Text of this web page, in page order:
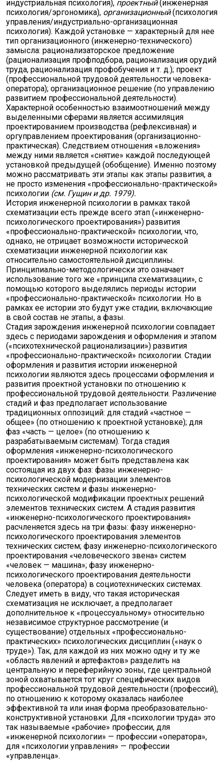
индустриальная психология), проектный(инженерная
психология/эргономика), организационный(психология
управления/индустриально-организационная
психология). Каждой установке — характерный для нее
тип организационного (инженерно-технического)
замысла: рационализаторское предложение
(рационализация профподбора, рационализация орудий
труда, рационализация профобучения и т. д.); проект
(профессиональной трудовой деятельности человека-
оператора); организационное решение (по управлению
развитием профессиональной деятельности).
Характерной особенностью взаимоотношений между
выделенными сферами является ассимиляция
проектированием производства (рефлексивная) и
оргуправлением проектирования (организационно-
практическая). Следствием отношения «вложения»
между ними является «снятие» каждой последующей
установкой предыдущей (обобщение). Именно поэтому
можно рассматривать эти этапы как этапы развития, а
не просто изменения «профессионально-практической»
психологии (см. Гущин и др. 1979).
История инженерной психологии в рамках такой
схематизации есть прежде всего этап («инженерно-
психологического проектирования») развития
«профессионально-практической» психологии, что,
однако, не отрицает возможности исторической
схематизации инженерной психологии как
относительно самостоятельной дисциплины.
Принципиально-методологически это означает
использование того же «принципа схематизации», с
помощью которого выделялись периоды истории
«профессионально-практической» психологии. Но в
рамках ее истории это будут уже стадии, включающие
в свой состав не этапы, а фазы.
Стадия зарождения инженерной психологии совпадает
здесь с периодами зарождения и оформления и этапом
(«психотехнической рационализации») развития
«профессионально-практической» психологии. Стадии
оформления и развития истории инженерной
психологии являются здесь процессами оформления и
развития проектной установки по отношению к
профессиональной трудовой деятельности. Различение
стадий и фаз предполагает использование
традиционных оппозиций: для стадий «частное —
общее» (по отношению к проектной установке); для
фаз «часть — целое» (по отношению к
разрабатываемым системам). Тогда стадия
оформления «инженерно-психологического
проектирования» может быть представлена как
состоящая из двух фаз: фазы инженерно-
психологической модернизации элементов
технических систем и фазы инженерно-
психологической модификации проектных решений
элементов технических систем. А стадия развития
«инженерно-психологического проектирования»
расчленяется здесь на три фазы: фазу инженерно-
психологического проектирования элементов
технических систем; фазу инженерно-психологического
проектирования «человеческого звена» систем
«человек — машина»; фазу инженерно-
психологического проектирования деятельности
человека (оператора) в социотехнических системах.
Следует иметь в виду, что такая историческая
схематизация не исключает, а предполагает
дополнительное к «процессуальному» относительно
независимое структурное рассмотрение (и
существование) отдельных «профессионально-
практических» психологических дисциплин («наук о
труде»). Так, для каждой из них можно одну и ту же
«область явлений и артефактов» разделить на
центральную и переферийную зоны, где центральной
зоной охватывается тот круг специфических видов
профессиональной трудовой деятельности (профессий),
по отношению к которому оказалась наиболее
эффективной та или иная форма преобразовательно-
конструктивной установки. Для «психологии труда» это
так называемые «рабочие» профессии, для
«инженерной психологии» — профессии «оператора»,
для «психологии управления» — профессии
«управленца».